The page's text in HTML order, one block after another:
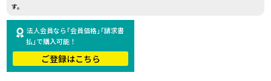
す。
法人会員なら｢会員価格｣｢請求書
払｣で購入可能！
ご登録はこちら